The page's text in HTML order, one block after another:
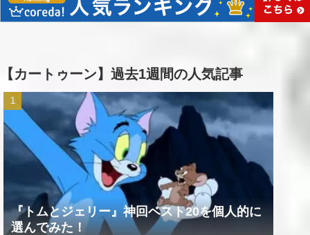
【カートゥーン】過去1週間の人気記事
『トムとジェリー』神回ベスト20を個人的に
選んでみた！